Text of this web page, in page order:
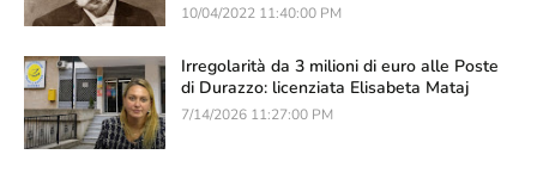
10/04/2022 11:40:00 PM
Irregolarità da 3 milioni di euro alle Poste
di Durazzo: licenziata Elisabeta Mataj
7/14/2026 11:27:00 PM